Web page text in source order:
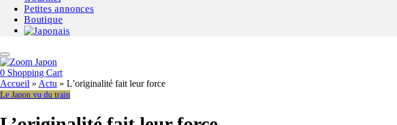
Petites annonces
Boutique
0 Shopping Cart
Accueil » Actu » L’originalité fait leur force
Le Japon vu du train